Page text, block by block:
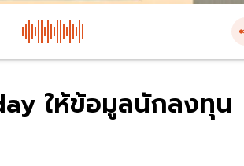
ให้ข้อมูลนักลงทุน